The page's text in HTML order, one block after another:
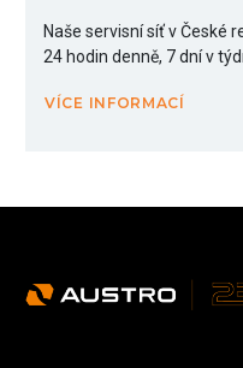
Naše servisní síť v České
24 hodin denně, 7 dní v
VÍCE INFORMACÍ